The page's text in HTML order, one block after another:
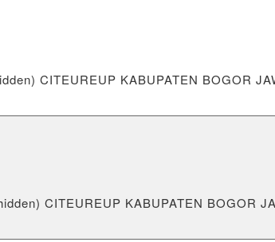
CITEUREUP KABUPATEN BOGOR
CITEUREUP KABUPATEN BOGOR